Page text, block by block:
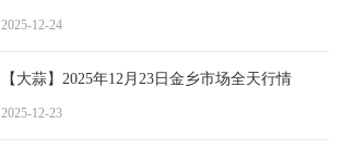
2025-12-24
【大蒜】2025年12月23日金乡市场全天行情
2025-12-23